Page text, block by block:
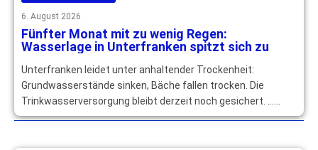
6. August 2026
Fünfter Monat mit zu wenig Regen:
Wasserlage in Unterfranken spitzt sich zu
Unterfranken leidet unter anhaltender Trockenheit:
Grundwasserstände sinken, Bäche fallen trocken. Die
Trinkwasserversorgung bleibt derzeit noch gesichert. …
mehr